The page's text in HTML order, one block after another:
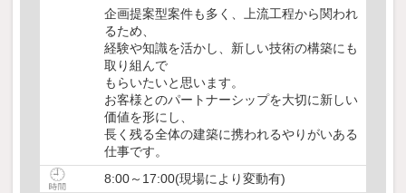
企画提案型案件も多く、上流工程から関われ
るため、
経験や知識を活かし、新しい技術の構築にも
取り組んで
もらいたいと思います。
お客様とのパートナーシップを大切に新しい
価値を形にし、
長く残る全体の建築に携われるやりがいある
仕事です。
8:00～17:00(現場により変動有)